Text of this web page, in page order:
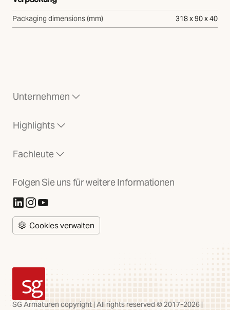
Packaging dimensions (mm) 318 x 90 x 40
Unternehmen
Highlights
Fachleute
Folgen Sie uns für weitere Informationen
(Öffnet in neuer Registerkarte)
(Öffnet in neuer Registerkarte)
(Öffnet in neuer Registerkarte)
Cookies verwalten
SG Armaturen
SG Armaturen copyright | All rights reserved © 2017-2026 |